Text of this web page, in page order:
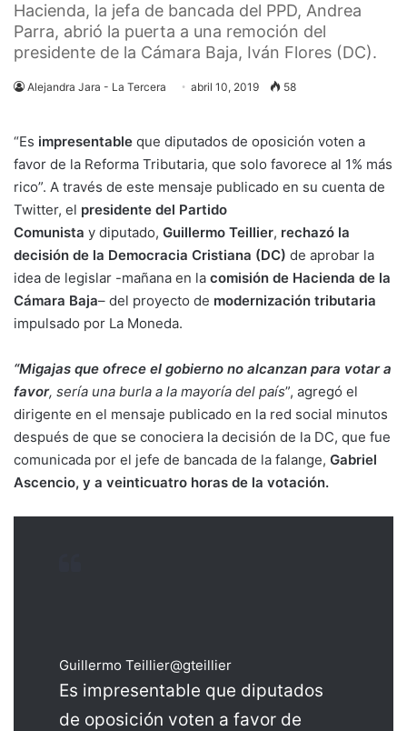
Hacienda, la jefa de bancada del PPD, Andrea
Parra, abrió la puerta a una remoción del
presidente de la Cámara Baja, Iván Flores (DC).
Alejandra Jara - La Tercera abril 10, 2019 58
“Es impresentable que diputados de oposición voten a
favor de la Reforma Tributaria, que solo favorece al 1% más
rico”. A través de este mensaje publicado en su cuenta de
Twitter, el presidente del Partido
Comunista y diputado, Guillermo Teillier, rechazó la
decisión de la Democracia Cristiana (DC) de aprobar la
idea de legislar -mañana en la comisión de Hacienda de la
Cámara Baja– del proyecto de modernización tributaria
impulsado por La Moneda.
“Migajas que ofrece el gobierno no alcanzan para votar a
favor, sería una burla a la mayoría del país”, agregó el
dirigente en el mensaje publicado en la red social minutos
después de que se conociera la decisión de la DC, que fue
comunicada por el jefe de bancada de la falange, Gabriel
Ascencio, y a veinticuatro horas de la votación.
Guillermo Teillier@gteillier
Es impresentable que diputados
de oposición voten a favor de